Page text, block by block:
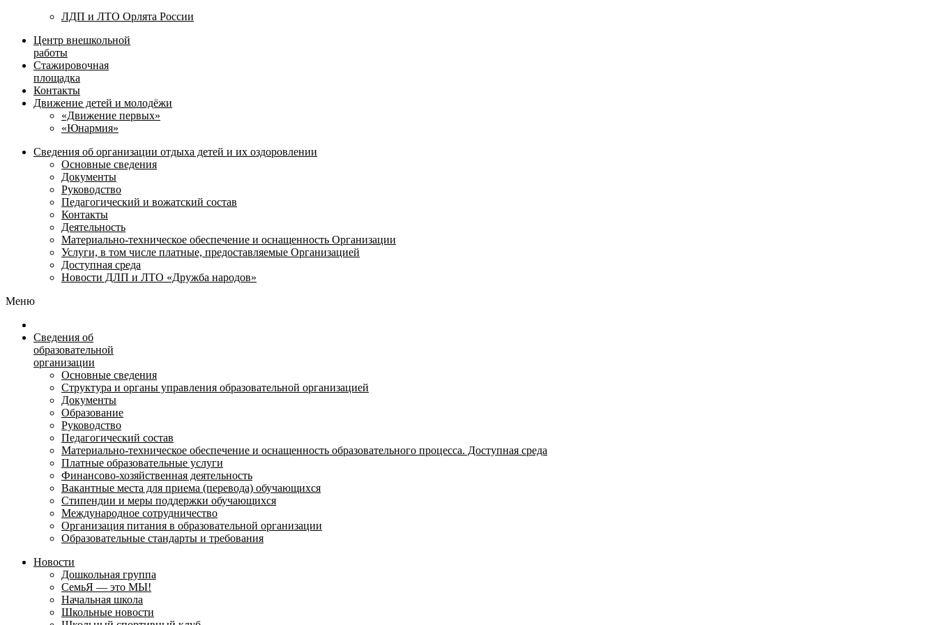
ЛДП и ЛТО Орлята России
Центр внешкольной
работы
Стажировочная
площадка
Контакты
Движение детей и молодёжи
«Движение первых»
«Юнармия»
Сведения об организации отдыха детей и их оздоровлении
Основные сведения
Документы
Руководство
Педагогический и вожатский состав
Контакты
Деятельность
Материально-техническое обеспечение и оснащенность Организации
Услуги, в том числе платные, предоставляемые Организацией
Доступная среда
Новости ДЛП и ЛТО «Дружба народов»
Меню
Сведения об
образовательной
организации
Основные сведения
Структура и органы управления образовательной организацией
Документы
Образование
Руководство
Педагогический состав
Материально-техническое обеспечение и оснащенность образовательного процесса. Доступная среда
Платные образовательные услуги
Финансово-хозяйственная деятельность
Вакантные места для приема (перевода) обучающихся
Стипендии и меры поддержки обучающихся
Международное сотрудничество
Организация питания в образовательной организации
Образовательные стандарты и требования
Новости
Дошкольная группа
СемьЯ — это МЫ!
Начальная школа
Школьные новости